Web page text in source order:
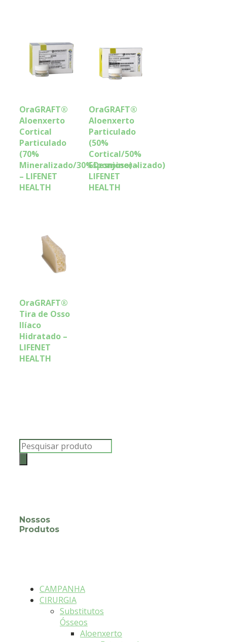
OraGRAFT®
Aloenxerto
Cortical
Particulado
(70%
Mineralizado/30%Desmineralizado)
– LIFENET
HEALTH
OraGRAFT®
Aloenxerto
Particulado
(50%
Cortical/50%
Esponjoso) –
LIFENET
HEALTH
OraGRAFT®
Tira de Osso
Ilíaco
Hidratado –
LIFENET
HEALTH
Products
search
Nossos
Produtos
CAMPANHA
CIRURGIA
Substitutos
Ósseos
Aloenxerto